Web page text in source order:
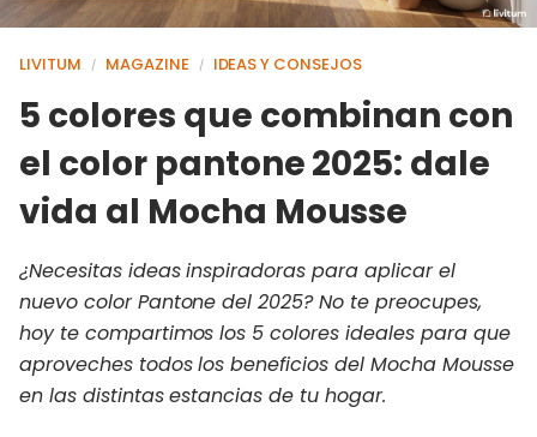
LIVITUM / MAGAZINE / IDEAS Y CONSEJOS
5 colores que combinan con
el color pantone 2025: dale
vida al Mocha Mousse
¿Necesitas ideas inspiradoras para aplicar el
nuevo color Pantone del 2025? No te preocupes,
hoy te compartimos los 5 colores ideales para que
aproveches todos los beneficios del Mocha Mousse
en las distintas estancias de tu hogar.